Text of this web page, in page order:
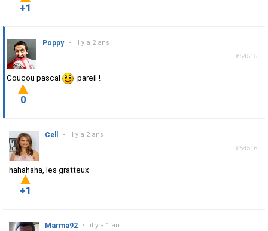
+1
#54515
Poppy • il y a 2 ans
Coucou pascal pareil !
0
#54516
Cell • il y a 2 ans
hahahaha, les gratteux
+1
Marma92 • il y a 1 an